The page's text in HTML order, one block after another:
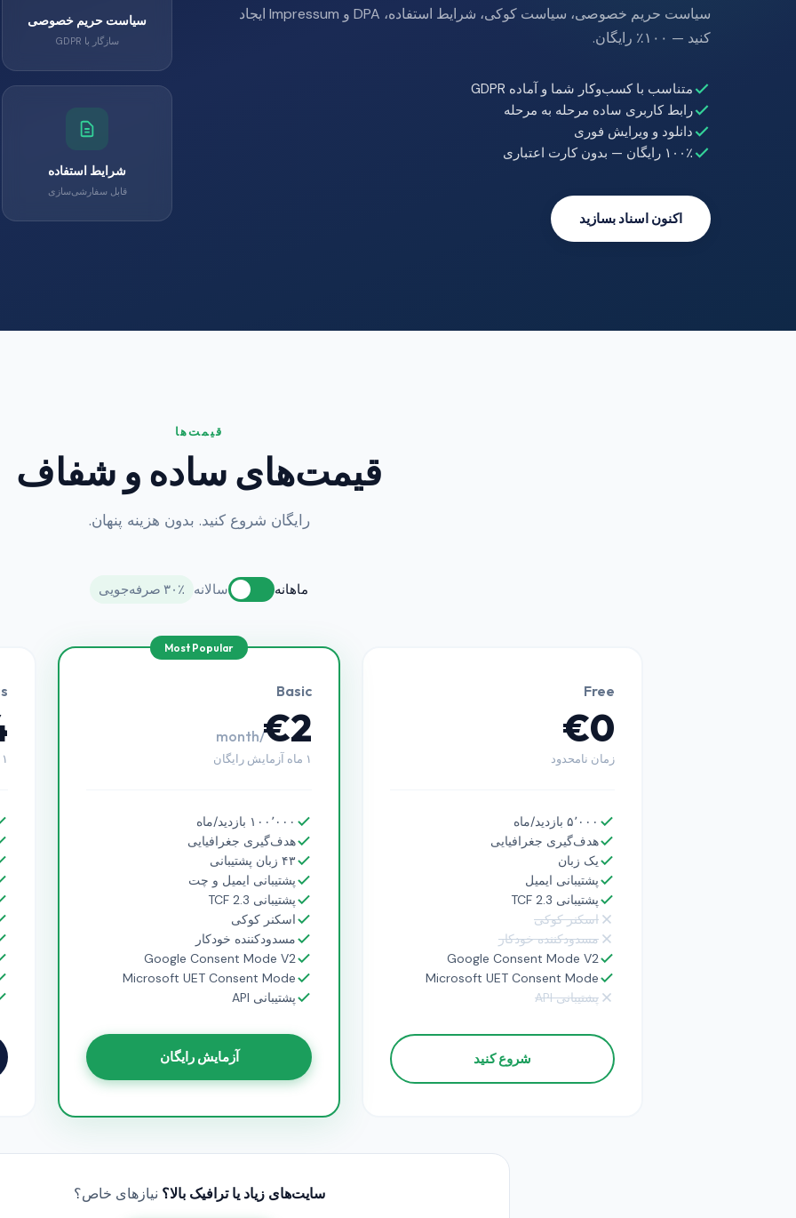
سیاست حریم خصوصی، سیاست کوکی، شرایط استفاده، DPA و Impressum ایجاد
کنید — ۱۰۰٪ رایگان.
متناسب با کسب‌وکار شما و آماده GDPR
رابط کاربری ساده مرحله به مرحله
دانلود و ویرایش فوری
۱۰۰٪ رایگان — بدون کارت اعتباری
اکنون اسناد بسازید
سیاست حریم خصوصی
سازگار با GDPR
شرایط استفاده
قابل سفارشی‌سازی
قیمت‌ها
قیمت‌های ساده و شفاف
رایگان شروع کنید. بدون هزینه پنهان.
ماهانه سالانه ۳۰٪ صرفه‌جویی
Free
€0
زمان نامحدود
۵٬۰۰۰ بازدید/ماه
هدف‌گیری جغرافیایی
یک زبان
پشتیبانی ایمیل
پشتیبانی TCF 2.3
اسکنر کوکی
مسدودکننده خودکار
Google Consent Mode V2
Microsoft UET Consent Mode
پشتیبانی API
شروع کنید
Basic
€2
/month
۱ ماه آزمایش رایگان
۱۰۰٬۰۰۰ بازدید/ماه
هدف‌گیری جغرافیایی
۴۳ زبان پشتیبانی
پشتیبانی ایمیل و چت
پشتیبانی TCF 2.3
اسکنر کوکی
مسدودکننده خودکار
Google Consent Mode V2
Microsoft UET Consent Mode
پشتیبانی API
آزمایش رایگان
۱ ماه آزمایش رایگان
سایت‌های زیاد یا ترافیک بالا؟ نیازهای خاص؟